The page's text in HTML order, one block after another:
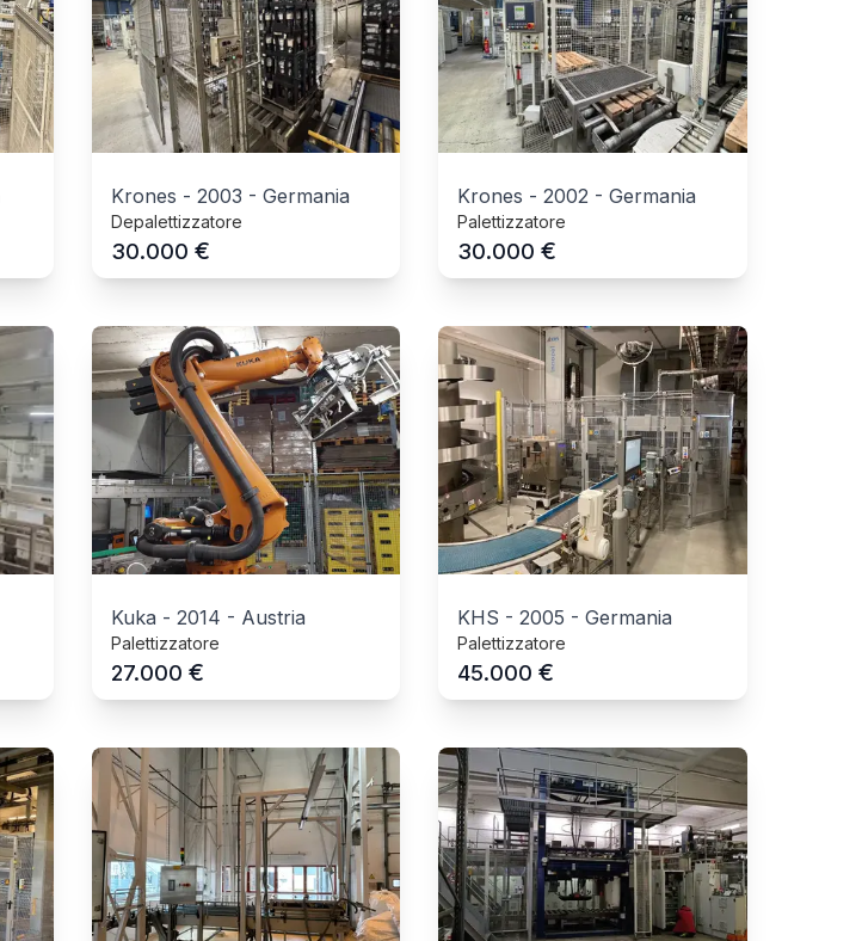
Krones - 2003 - Germania
Depalettizzatore
30.000 €
Krones -2002 - Germania
Palettizzatore
30.000 €
Kuka - 2014 - Austria
Palettizzatore
27.000 €
KHS -2005 - Germania
Palettizzatore
45.000 €